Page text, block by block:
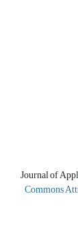
Journal of
Commons